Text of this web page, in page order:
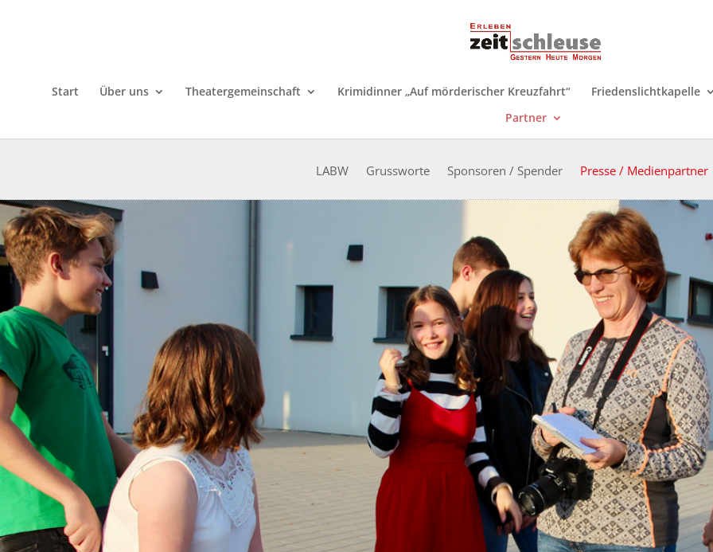
Start Über uns Theatergemeinschaft Krimidinner „Auf mörderischer Kreuzfahrt“ Friedenslichtkapelle
Partner
LABW Grussworte Sponsoren / Spender Presse / Medienpartner